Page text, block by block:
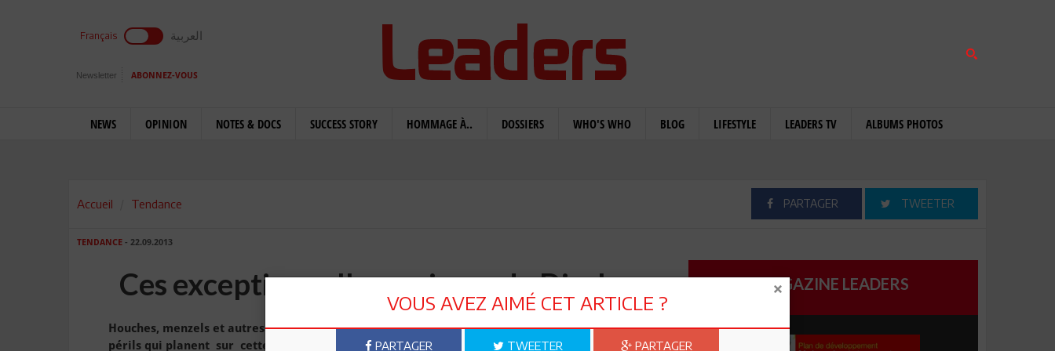
Français العربية
Newsletter ABONNEZ-VOUS
NEWS OPINION NOTES & DOCS SUCCESS STORY HOMMAGE À.. DOSSIERS WHO'S WHO BLOG LIFESTYLE LEADERS TV ALBUMS PHOTOS
Accueil Tendance PARTAGER TWEETER
TENDANCE - 22.09.2013
Ces exceptionnelles maisons de Djerba
Houches, menzels et autres merveilles architecturales de l’île de Djerba gardent, malgré les
périls qui planent sur cette architecture exceptionnelle, tout leur envoûtement. C’est ce charme
MAGAZINE LEADERS
VOUS AVEZ AIMÉ CET ARTICLE ?
PARTAGER TWEETER PARTAGER